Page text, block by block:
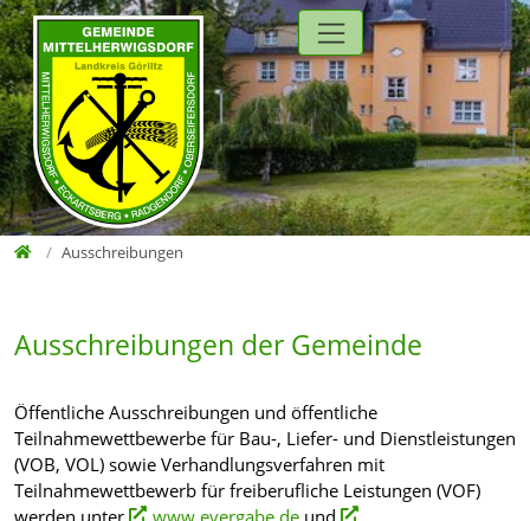
Direkt zur Hauptnavigation springen
Direkt zum Inhalt springen
Zur Unternavigation springen
HomeAusschreibungen
Ausschreibungen der Gemeinde
Öffentliche Ausschreibungen und öffentliche
Teilnahmewettbewerbe für Bau-, Liefer- und Dienstleistungen
(VOB, VOL) sowie Verhandlungsverfahren mit
Teilnahmewettbewerb für freiberufliche Leistungen (VOF)
werden unter
www.evergabe.deund